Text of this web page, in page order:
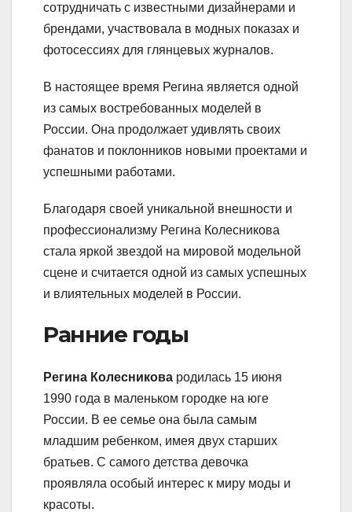
сотрудничать с известными дизайнерами и
брендами, участвовала в модных показах и
фотосессиях для глянцевых журналов.
В настоящее время Регина является одной
из самых востребованных моделей в
России. Она продолжает удивлять своих
фанатов и поклонников новыми проектами и
успешными работами.
Благодаря своей уникальной внешности и
профессионализму Регина Колесникова
стала яркой звездой на мировой модельной
сцене и считается одной из самых успешных
и влиятельных моделей в России.
Ранние годы
Регина Колесникова родилась 15 июня
1990 года в маленьком городке на юге
России. В ее семье она была самым
младшим ребенком, имея двух старших
братьев. С самого детства девочка
проявляла особый интерес к миру моды и
красоты.